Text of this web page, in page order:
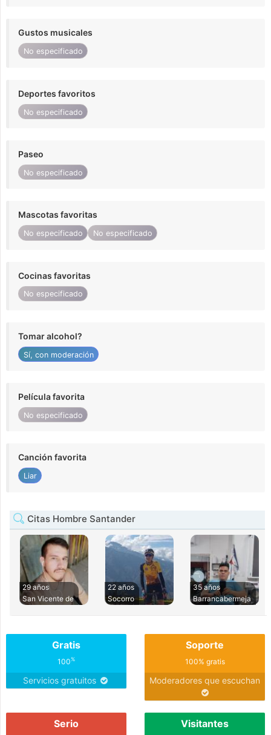
Gustos musicales
No especificado
Deportes favoritos
No especificado
Paseo
No especificado
Mascotas favoritas
No especificado No especificado
Cocinas favoritas
No especificado
Tomar alcohol?
Sí, con moderación
Película favorita
No especificado
Canción favorita
Liar
Citas Hombre Santander
29 años
San Vicente de
22 años
Socorro
35 años
Barrancabermeja
Gratis
100%
Servicios gratuitos
Soporte
100% gratis
Moderadores que escuchan
Serio Visitantes